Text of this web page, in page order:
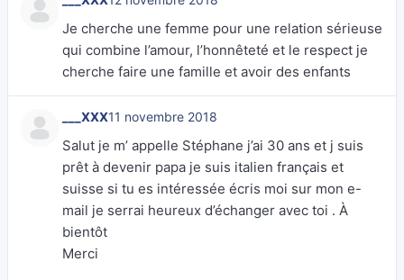
Je cherche une femme pour une relation sérieuse
qui combine l’amour, l’honnêteté et le respect je
cherche faire une famille et avoir des enfants
___XXX11 novembre 2018
Salut je m’ appelle Stéphane j’ai 30 ans et j suis
prêt à devenir papa je suis italien français et
suisse si tu es intéressée écris moi sur mon e-
mail je serrai heureux d’échanger avec toi . À
bientôt
Merci